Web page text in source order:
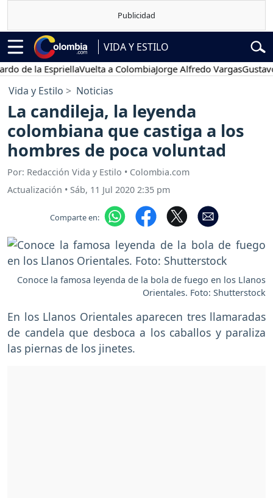
VIDA Y ESTILO
la EspriellaVuelta a ColombiaJorge Alfredo VargasGustavo
Vida y Estilo Noticias
La candileja, la leyenda
colombiana que castiga a los
hombres de poca voluntad
Por: Redacción Vida y Estilo • Colombia.com
Actualización • Sáb, 11 Jul 2020 2:35 pm
Comparte en:
Conoce la famosa leyenda de la bola de fuego en los Llanos
Orientales. Foto: Shutterstock
En los Llanos Orientales aparecen tres llamaradas
de candela que desboca a los caballos y paraliza
las piernas de los jinetes.